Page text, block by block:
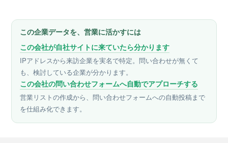
この企業データを、営業に活かすには
この会社が自社サイトに来ていたら分かります
IPアドレスから来訪企業を実名で特定。問い合わせが無くて
も、検討している企業が分かります。
この会社の問い合わせフォームへ自動でアプローチする
営業リストの作成から、問い合わせフォームへの自動投稿まで
を仕組み化できます。